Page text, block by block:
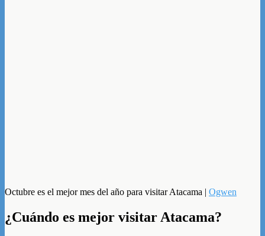
Octubre es el mejor mes del año para visitar Atacama | Ogwen
¿Cuándo es mejor visitar Atacama?